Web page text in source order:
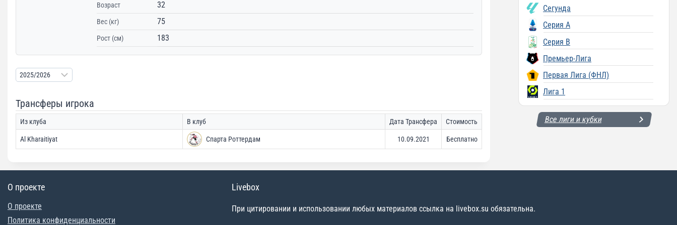
Возраст 32
Вес (кг) 75
Рост (см) 183
Трансферы игрока
Из клуба В клуб Дата Трансфера Стоимость
Al Kharaitiyat Спарта Роттердам 10.09.2021 Бесплатно
Сегунда
Серия A
Серия B
Премьер-Лига
Первая Лига (ФНЛ)
Лига 1
Все лиги и кубки
О проекте
О проекте
Политика конфиденциальности
Livebox
При цитировании и использовании любых материалов ссылка на livebox.su обязательна.